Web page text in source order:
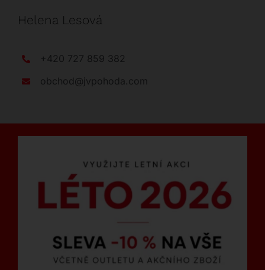
Helena Lesová
+420 727 859 382
obchod@jvpohoda.com